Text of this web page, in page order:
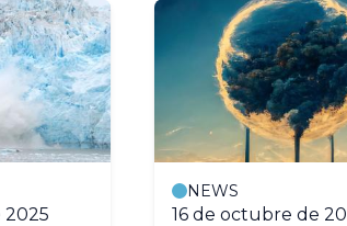
2025
NEWS
16 de octubre de